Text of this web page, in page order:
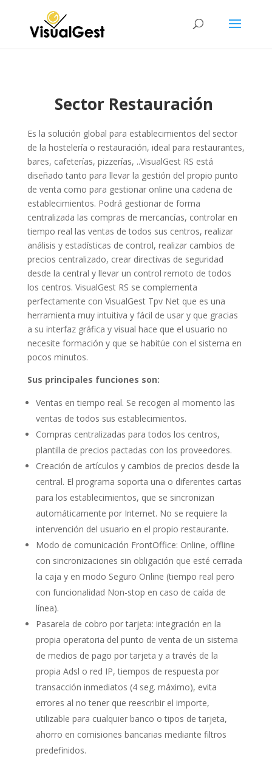
Sector Restauración
Es la solución global para establecimientos del sector
de la hostelería o restauración, ideal para restaurantes,
bares, cafeterías, pizzerías, ..VisualGest RS está
diseñado tanto para llevar la gestión del propio punto
de venta como para gestionar online una cadena de
establecimientos. Podrá gestionar de forma
centralizada las compras de mercancías, controlar en
tiempo real las ventas de todos sus centros, realizar
análisis y estadísticas de control, realizar cambios de
precios centralizado, crear directivas de seguridad
desde la central y llevar un control remoto de todos
los centros. VisualGest RS se complementa
perfectamente con VisualGest Tpv Net que es una
herramienta muy intuitiva y fácil de usar y que gracias
a su interfaz gráfica y visual hace que el usuario no
necesite formación y que se habitúe con el sistema en
pocos minutos.
Sus principales funciones son:
Ventas en tiempo real. Se recogen al momento las
ventas de todos sus establecimientos.
Compras centralizadas para todos los centros,
plantilla de precios pactadas con los proveedores.
Creación de artículos y cambios de precios desde la
central. El programa soporta una o diferentes cartas
para los establecimientos, que se sincronizan
automáticamente por Internet. No se requiere la
intervención del usuario en el propio restaurante.
Modo de comunicación FrontOffice: Online, offline
con sincronizaciones sin obligación que esté cerrada
la caja y en modo Seguro Online (tiempo real pero
con funcionalidad Non-stop en caso de caída de
línea).
Pasarela de cobro por tarjeta: integración en la
propia operatoria del punto de venta de un sistema
de medios de pago por tarjeta y a través de la
propia Adsl o red IP, tiempos de respuesta por
transacción inmediatos (4 seg. máximo), evita
errores al no tener que reescribir el importe,
utilizable para cualquier banco o tipos de tarjeta,
ahorro en comisiones bancarias mediante filtros
predefinidos.